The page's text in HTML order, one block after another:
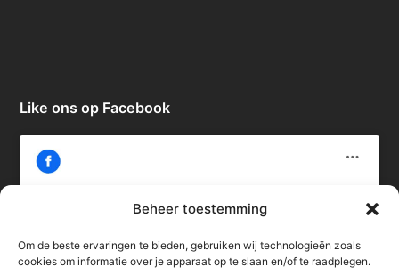
Beheer toestemming
Om de beste ervaringen te bieden, gebruiken wij technologieën zoals
cookies om informatie over je apparaat op te slaan en/of te raadplegen.
Like ons op Facebook
Klik om marketing cookies te accepteren